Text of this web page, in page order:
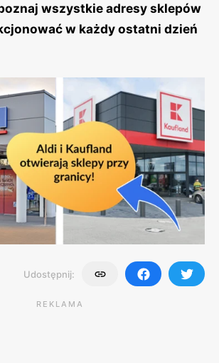
wszystkie adresy sklepów
w każdy ostatni dzień
Udostępnij:
REKLAMA